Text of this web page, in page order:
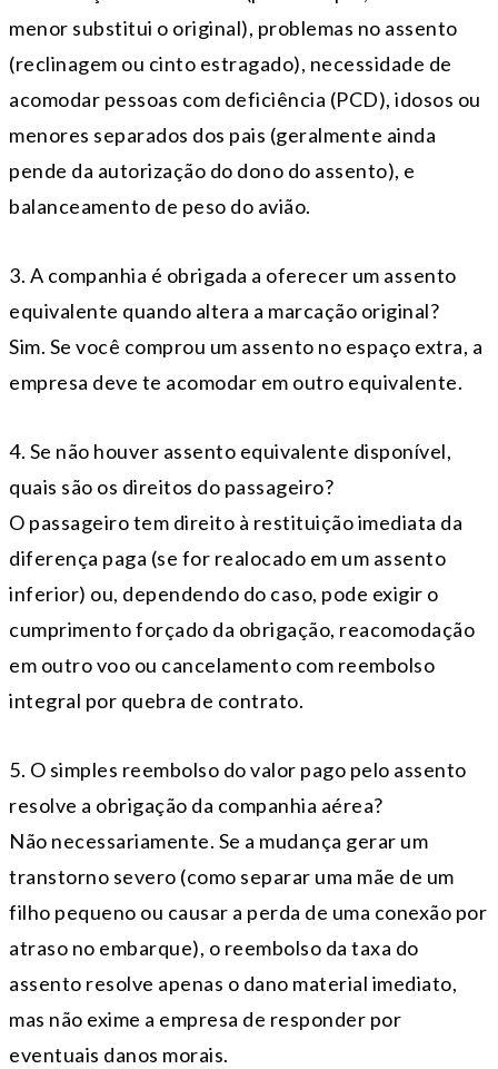
menor substitui o original), problemas no assento
(reclinagem ou cinto estragado), necessidade de
acomodar pessoas com deficiência (PCD), idosos ou
menores separados dos pais (geralmente ainda
pende da autorização do dono do assento), e
balanceamento de peso do avião.
3. A companhia é obrigada a oferecer um assento
equivalente quando altera a marcação original?
Sim. Se você comprou um assento no espaço extra, a
empresa deve te acomodar em outro equivalente.
4. Se não houver assento equivalente disponível,
quais são os direitos do passageiro?
O passageiro tem direito à restituição imediata da
diferença paga (se for realocado em um assento
inferior) ou, dependendo do caso, pode exigir o
cumprimento forçado da obrigação, reacomodação
em outro voo ou cancelamento com reembolso
integral por quebra de contrato.
5. O simples reembolso do valor pago pelo assento
resolve a obrigação da companhia aérea?
Não necessariamente. Se a mudança gerar um
transtorno severo (como separar uma mãe de um
filho pequeno ou causar a perda de uma conexão por
atraso no embarque), o reembolso da taxa do
assento resolve apenas o dano material imediato,
mas não exime a empresa de responder por
eventuais danos morais.